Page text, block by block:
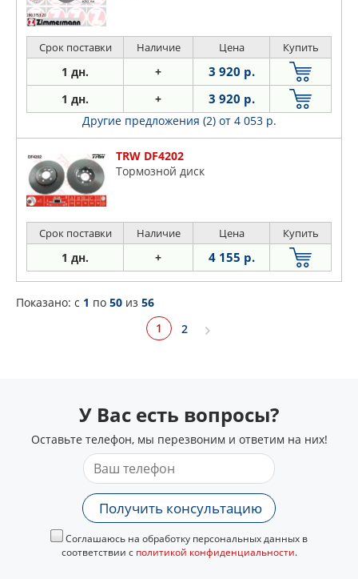
Срок поставки Наличие Цена Купить
1 дн. + 3 920 р.
1 дн. + 3 920 р.
Другие предложения (2) от 4 053 р.
TRW DF4202
Тормозной диск
Срок поставки Наличие Цена Купить
1 дн. + 4 155 р.
Показано: c 1 по 50 из 56
1
2
У Вас есть вопросы?
Оставьте телефон, мы перезвоним и ответим на них!
Получить консультацию
Соглашаюсь на обработку персональных данных в
соответствии с политикой конфиденциальности.